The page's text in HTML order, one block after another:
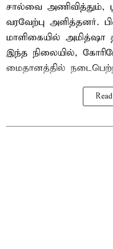
சால்வை அணிவித்தும்,
வரவேற்பு அளித்தனர்.
மாளிகையில் அமித்ஷா
இந்த நிலையில்,
மைதானத்தில்